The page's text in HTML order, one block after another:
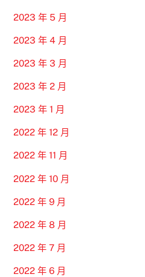
2023 年 5 月
2023 年 4 月
2023 年 3 月
2023 年 2 月
2023 年 1 月
2022 年 12 月
2022 年 11 月
2022 年 10 月
2022 年 9 月
2022 年 8 月
2022 年 7 月
2022 年 6 月